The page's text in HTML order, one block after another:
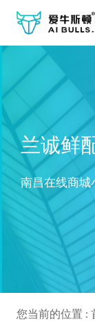
兰诚鲜
南昌在线商城
您当前的位置 :